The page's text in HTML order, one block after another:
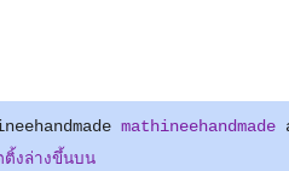
mathineehandmade
ติ้งล่างขึ้นบน